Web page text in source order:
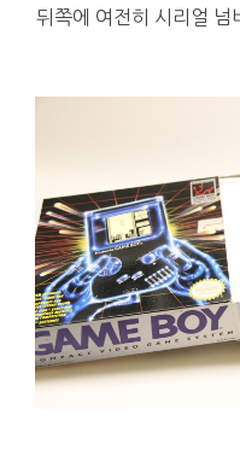
뒤쪽에 여전히 시리얼 넘